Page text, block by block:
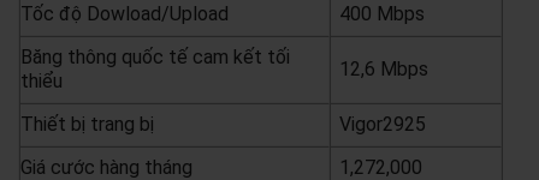
Tốc độ Dowload/Upload
400 Mbps
Băng thông quốc tế cam kết tối
thiểu
12,6 Mbps
Thiết bị trang bị
Vigor2925
Giá cước hàng tháng
1,272,000